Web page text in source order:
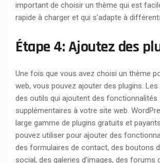
important de choisir un thème qui est
rapide à charger et qui s’adapte à
Étape 4: Ajoutez des
Une fois que vous avez choisi un thème
web, vous pouvez ajouter des plugins.
des outils qui ajoutent des fonctionnalités
supplémentaires à votre site web.
large gamme de plugins gratuits et
pouvez utiliser pour ajouter des
des formulaires de contact, des boutons
social, des galeries d’images, des forums